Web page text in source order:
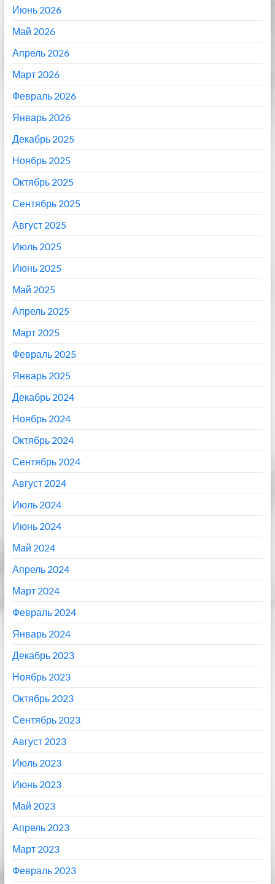
Июнь 2026
Май 2026
Апрель 2026
Март 2026
Февраль 2026
Январь 2026
Декабрь 2025
Ноябрь 2025
Октябрь 2025
Сентябрь 2025
Август 2025
Июль 2025
Июнь 2025
Май 2025
Апрель 2025
Март 2025
Февраль 2025
Январь 2025
Декабрь 2024
Ноябрь 2024
Октябрь 2024
Сентябрь 2024
Август 2024
Июль 2024
Июнь 2024
Май 2024
Апрель 2024
Март 2024
Февраль 2024
Январь 2024
Декабрь 2023
Ноябрь 2023
Октябрь 2023
Сентябрь 2023
Август 2023
Июль 2023
Июнь 2023
Май 2023
Апрель 2023
Март 2023
Февраль 2023